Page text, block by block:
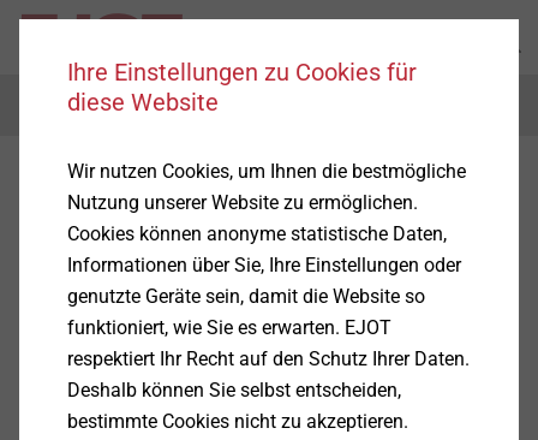
Menu
Verbindungstechnik
Anzeigen
Ihre Einstellungen zu Cookies für
diese Website
Wir nutzen Cookies, um Ihnen die bestmögliche
Nutzung unserer Website zu ermöglichen.
Cookies können anonyme statistische Daten,
Informationen über Sie, Ihre Einstellungen oder
genutzte Geräte sein, damit die Website so
funktioniert, wie Sie es erwarten. EJOT
respektiert Ihr Recht auf den Schutz Ihrer Daten.
Deshalb können Sie selbst entscheiden,
bestimmte Cookies nicht zu akzeptieren.